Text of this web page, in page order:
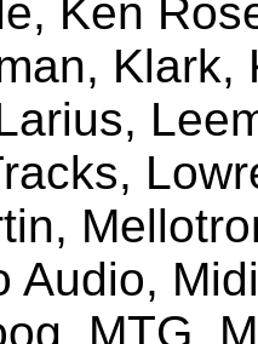
Ken
Audio,
MTG,